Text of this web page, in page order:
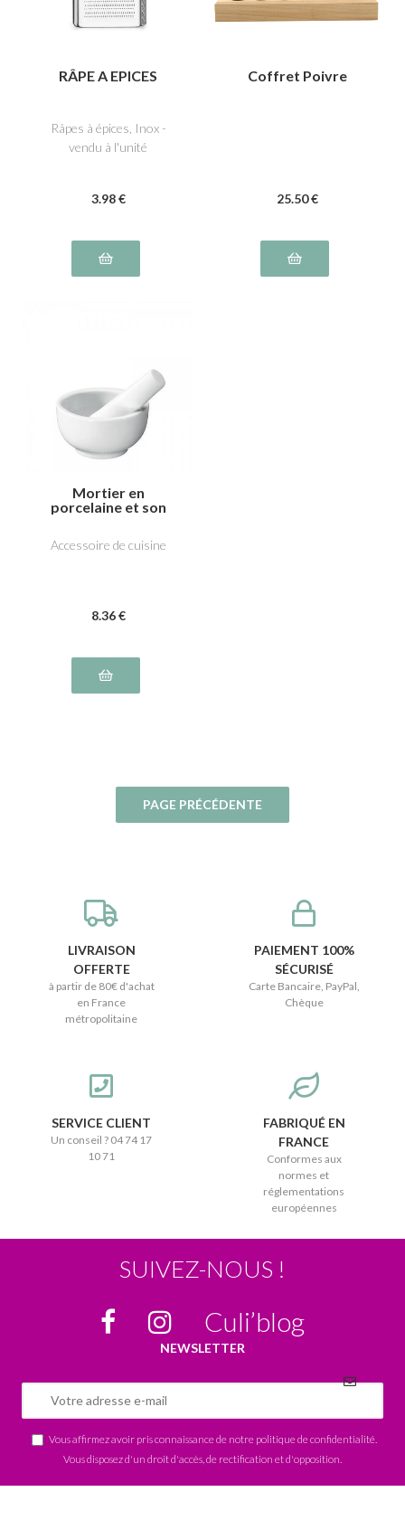
RÂPE A EPICES
Râpes à épices, Inox -
vendu à l'unité
3.98 €
Coffret Poivre
25.50 €
Mortier en
porcelaine et son
Accessoire de cuisine
8.36 €
LIVRAISON
OFFERTE
à partir de 80€ d'achat
en France
métropolitaine
PAIEMENT 100%
SÉCURISÉ
Carte Bancaire, PayPal,
Chèque
SERVICE CLIENT
Un conseil ? 04 74 17
10 71
FABRIQUÉ EN
FRANCE
Conformes aux
normes et
réglementations
européennes
SUIVEZ-NOUS !
Culi’blog
NEWSLETTER
Vous affirmez avoir pris connaissance de notre politique de confidentialité
Vous disposez d'un droit d'accès, de rectification et d'opposition.